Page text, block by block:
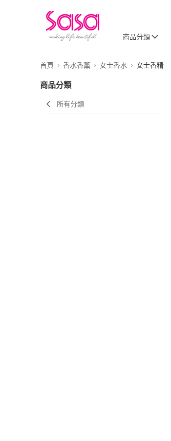
商品分類
首頁 香水香薰 女士香水 女士香精
商品分類
所有分類